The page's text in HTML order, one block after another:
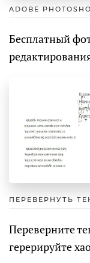
ADOBE
Бесплатный
ПЕРЕВЕРНУТЬ
Переверните
герерируйте